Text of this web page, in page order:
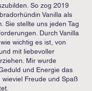
So zog 2019
Vanilla als
Sie stellte uns jeden Tag
Durch Vanilla
wichtig es ist, von
mit liebevoller
Mir wurde
und Energie das
Freude und Spaß